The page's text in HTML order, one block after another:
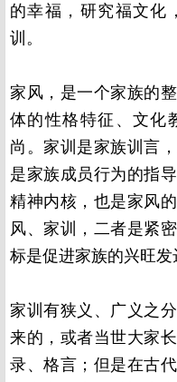
的幸福，研究福文化
训。
家风，是一个家族的
体的性格特征、文化
尚。家训是家族训言
是家族成员行为的指
精神内核，也是家风
风、家训，二者是紧
标是促进家族的兴旺发
家训有狭义、广义之
来的，或者当世大家
录、格言；但是在古